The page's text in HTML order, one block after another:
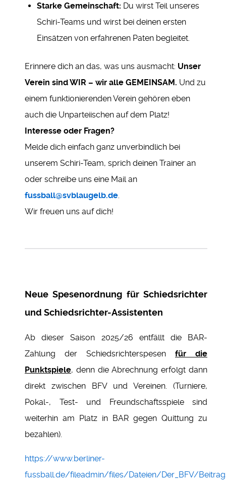
Starke Gemeinschaft: Du wirst Teil unseres
Schiri-Teams und wirst bei deinen ersten
Einsätzen von erfahrenen Paten begleitet.
Erinnere dich an das, was uns ausmacht: Unser
Verein sind WIR – wir alle GEMEINSAM. Und zu
einem funktionierenden Verein gehören eben
auch die Unparteiischen auf dem Platz!
Interesse oder Fragen?
Melde dich einfach ganz unverbindlich bei
unserem Schiri-Team, sprich deinen Trainer an
oder schreibe uns eine Mail an
fussball@svblaugelb.de.
Wir freuen uns auf dich!
Neue Spesenordnung für Schiedsrichter
und Schiedsrichter-Assistenten
Ab dieser Saison 2025/26 entfällt die BAR-
Zahlung der Schiedsrichterspesen für die
Punktspiele, denn die Abrechnung erfolgt dann
direkt zwischen BFV und Vereinen. (Turniere,
Pokal-, Test- und Freundschaftsspiele sind
weiterhin am Platz in BAR gegen Quittung zu
bezahlen).
https://www.berliner-
fussball.de/fileadmin/files/Dateien/Der_BFV/